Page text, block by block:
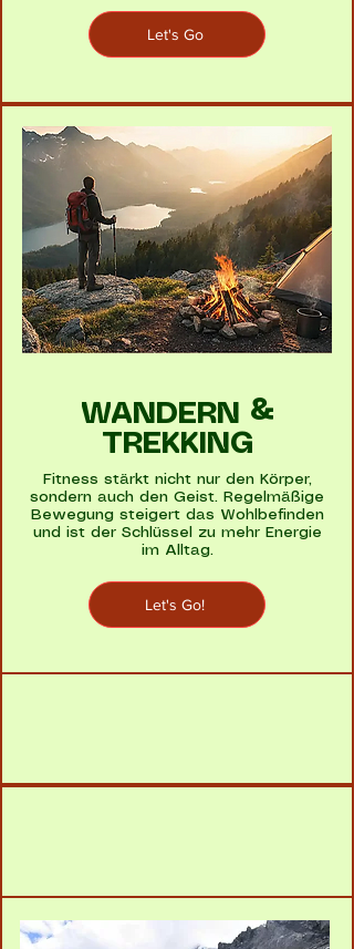
Let's Go
WANDERN &
TREKKING
Fitness stärkt nicht nur den Körper,
sondern auch den Geist. Regelmäßige
Bewegung steigert das Wohlbefinden
und ist der Schlüssel zu mehr Energie
im Alltag.
Let's Go!